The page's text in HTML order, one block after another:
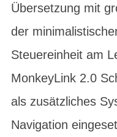
Übersetzung mit
der
Steuereinheit am
MonkeyLink 2.0
als zusätzliches
Navigation